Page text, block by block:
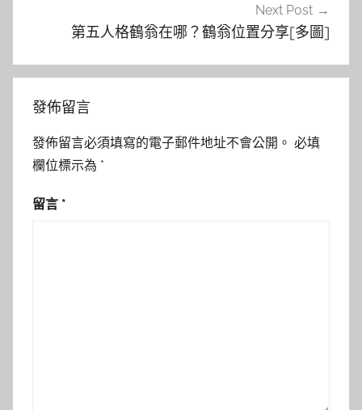
Next Post
第五人格鶴翁在哪？鶴翁位置分享[多圖]
發佈留言
發佈留言必須填寫的電子郵件地址不會公開。 必填
欄位標示為 *
留言 *